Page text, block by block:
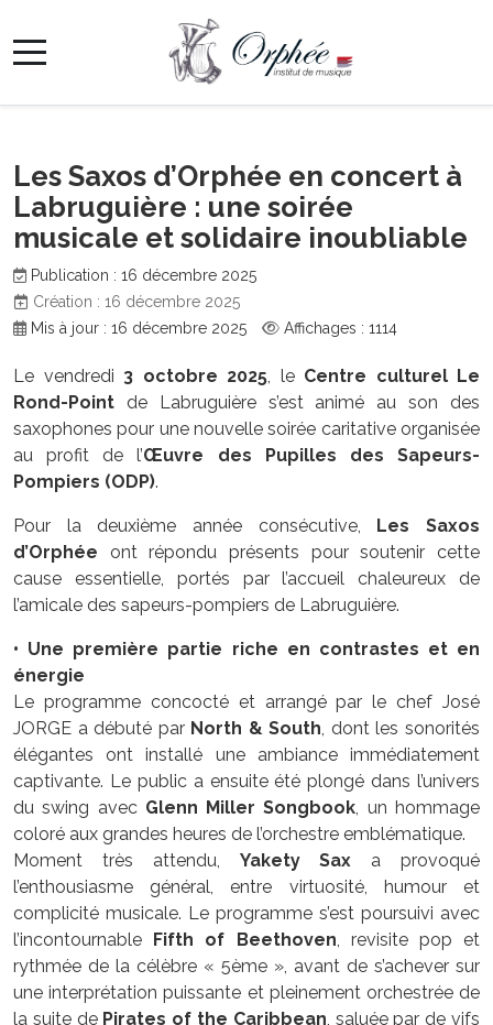
Les Saxos d’Orphée en concert à
Labruguière : une soirée
musicale et solidaire inoubliable
Publication : 16 décembre 2025
Création : 16 décembre 2025
Mis à jour : 16 décembre 2025
Affichages : 1114
Le vendredi 3 octobre 2025, le Centre culturel Le
Rond-Point de Labruguière s’est animé au son des
saxophones pour une nouvelle soirée caritative organisée
au profit de l’Œuvre des Pupilles des Sapeurs-
Pompiers (ODP).
Pour la deuxième année consécutive, Les Saxos
d’Orphée ont répondu présents pour soutenir cette
cause essentielle, portés par l’accueil chaleureux de
l’amicale des sapeurs-pompiers de Labruguière.
• Une première partie riche en contrastes et en
énergie
Le programme concocté et arrangé par le chef José
JORGE a débuté par North & South, dont les sonorités
élégantes ont installé une ambiance immédiatement
captivante. Le public a ensuite été plongé dans l’univers
du swing avec Glenn Miller Songbook, un hommage
coloré aux grandes heures de l’orchestre emblématique.
Moment très attendu, Yakety Sax a provoqué
l’enthousiasme général, entre virtuosité, humour et
complicité musicale. Le programme s’est poursuivi avec
l’incontournable Fifth of Beethoven, revisite pop et
rythmée de la célèbre « 5ème », avant de s’achever sur
une interprétation puissante et pleinement orchestrée de
la suite de Pirates of the Caribbean, saluée par de vifs